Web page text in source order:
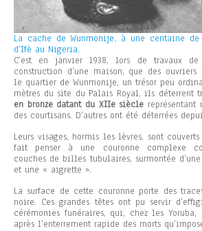
La cache de Wunmonije, à une centaine
d’Ifè au Nigeria.
C’est en janvier 1938, lors de travaux
construction d’une maison, que des
le quartier de Wunmonije, un trésor peu
mètres du site du Palais Royal, ils déterrent
en bronze datant du XIIe siècle
des courtisans. D’autres ont été déterrées
Leurs visages, hormis les lèvres, sont
fait penser à une couronne complexe
couches de billes tubulaires, surmontée
et une « aigrette ».
La surface de cette couronne porte des
noire. Ces grandes têtes ont pu servir
cérémonies funéraires, qui, chez les
après l’enterrement rapide des morts